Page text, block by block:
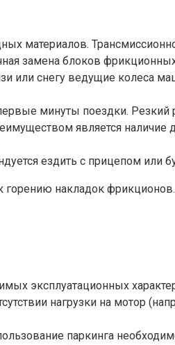
материалов.
замена блоков
или снегу ведущие колеса
минуты поездки. Резкий
является наличие
ездить с прицепом или
горению накладок фрикционов.
эксплуатационных
нагрузки на мотор
паркинга